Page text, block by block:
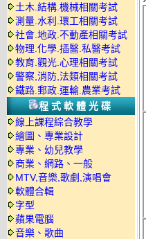
土木.結構.機械相關考試
測量.水利.環工相關考試
社會.地政.不動產相關考試
物理.化學.插醫.私醫考試
教育.觀光.心理相關考試
警察,消防,法類相關考試
鐵路.郵政.運輸.農業考試
程式軟體光碟
線上課程綜合教學
繪圖、專業設計
專業、幼兒教學
商業、網路、一般
MTV,音樂,歌劇,演唱會
軟體合輯
字型
蘋果電腦
音樂、歌曲